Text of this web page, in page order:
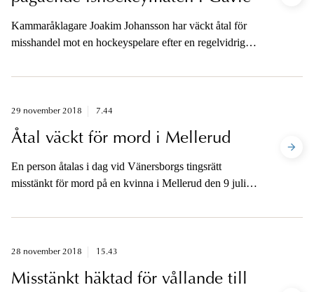
Kammaråklagare Joakim Johansson har väckt åtal för
misshandel mot en hockeyspelare efter en regelvidrig
2017. Gärningen skedde under pågående
mellan Brynäs och Adler Mannheim i Gavlerinken
Arena, Gävle. Den åtalade spelade för Adler
Mannheim.
29 november 2018 7.44
Åtal väckt för mord i Mellerud
En person åtalas i dag vid Vänersborgs tingsrätt
misstänkt för mord på en kvinna i Mellerud den 9 juli
28 november 2018 15.43
Misstänkt häktad för vållande till